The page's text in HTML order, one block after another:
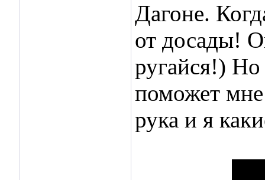
Дагоне.
от досады!
ругайся!)
поможет
рука и я